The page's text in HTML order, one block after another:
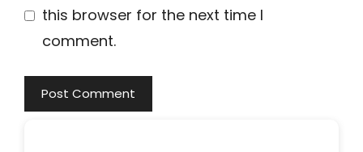
this browser for the next time I
comment.